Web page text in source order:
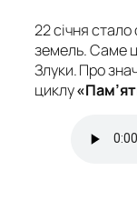
22 січня
земель. Саме
Злуки. Про
циклу